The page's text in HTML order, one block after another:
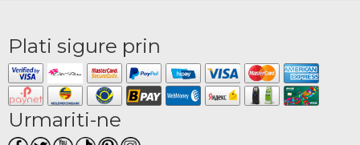
Plati sigure prin
Urmariti-ne